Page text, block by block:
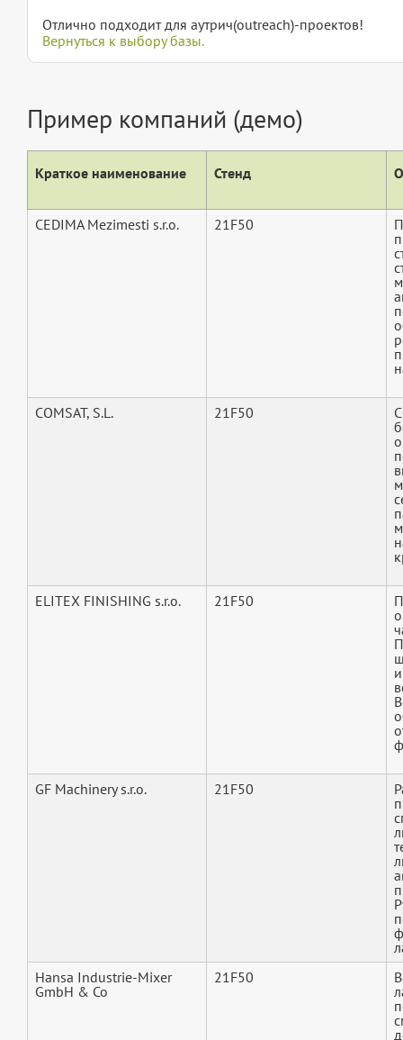
Отлично подходит для аутрич(outreach)-проектов!
Вернуться к выбору базы.
Пример компаний (демо)
Краткое наименование Стенд
CEDIMA Mezimesti s.r.o. 21F50
COMSAT, S.L. 21F50
ELITEX FINISHING s.r.o. 21F50
GF Machinery s.r.o. 21F50
Hansa Industrie-Mixer
GmbH & Co
21F50